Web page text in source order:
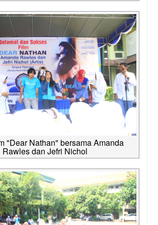
"Dear Nathan" bersama Amanda
Rawles dan Jefri Nichol